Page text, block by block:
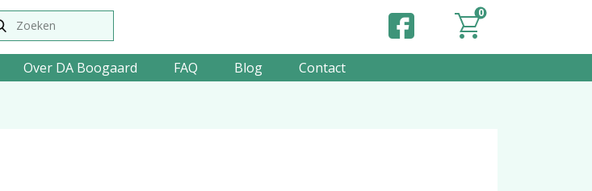
0
Over DA Boogaard FAQ Blog Contact